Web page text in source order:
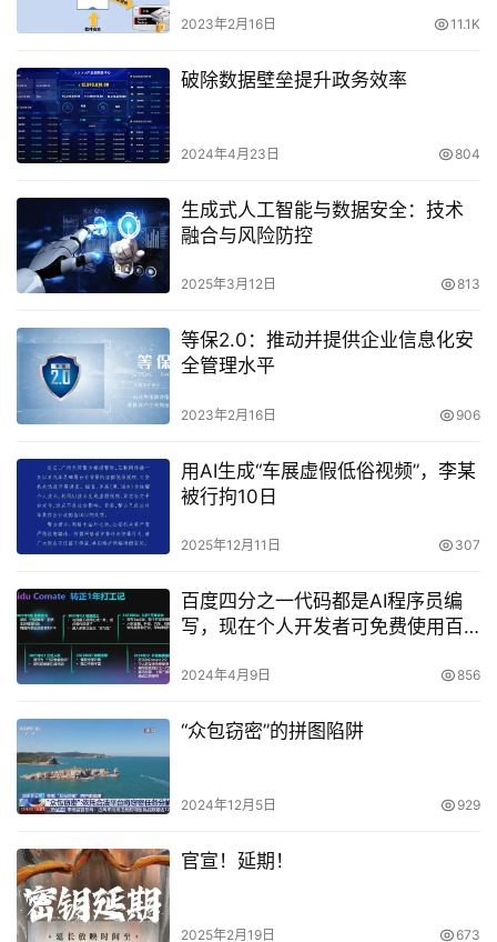
2023年2月16日 11.1K
破除数据壁垒提升政务效率
2024年4月23日 804
生成式人工智能与数据安全：技术
融合与风险防控
2025年3月12日 813
等保2.0：推动并提供企业信息化安
全管理水平
2023年2月16日 906
用AI生成“车展虚假低俗视频”，李某
被行拘10日
2025年12月11日 307
百度四分之一代码都是AI程序员编
写，现在个人开发者可免费使用百
2024年4月9日 856
“众包窃密”的拼图陷阱
2024年12月5日 929
官宣！延期！
2025年2月19日 673